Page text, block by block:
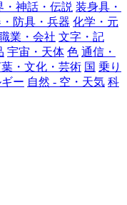
・神話・伝説 装身具・
防具・兵器 化学・元
業・会社 文字・記
宇宙・天体 色 通信・
・文化・芸術 国 乗り
ー 自然 - 空・天気 科